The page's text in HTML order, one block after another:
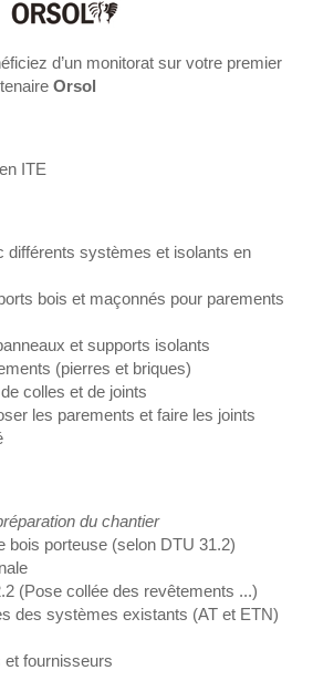
d’un monitorat sur votre premier
Orsol
ITE
différents systèmes et isolants en
bois et maçonnés pour parements
et supports isolants
(pierres et briques)
colles et de joints
les parements et faire les joints
du chantier
bois porteuse (selon DTU 31.2)
(Pose collée des revêtements ...)
des systèmes existants (AT et ETN)
et fournisseurs